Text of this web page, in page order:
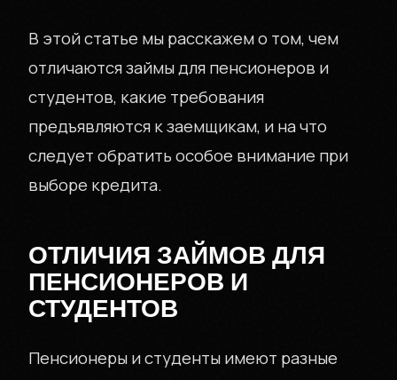
В этой статье мы расскажем о том, чем
отличаются займы для пенсионеров и
студентов, какие требования
предъявляются к заемщикам, и на что
следует обратить особое внимание при
выборе кредита.
ОТЛИЧИЯ ЗАЙМОВ ДЛЯ
ПЕНСИОНЕРОВ И
СТУДЕНТОВ
Пенсионеры и студенты имеют разные